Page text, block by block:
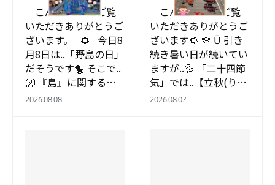
こんにちは！ ご覧
いただきありがとうご
ざいます。 🌻 今日8
月8日は..「野島の日」
だそうです🐤 そこで..
👐 『島』に関する雑
学クイズです🤠 …
2026.08.08
こんにちは！ ご覧
いただきありがとうご
ざいます🌻 💛 Ū 引き
続き暑い日が続いてい
ますが..💦 「二十四節
気」では..【立秋(りっ
しゅう)】 ８月７
2026.08.07